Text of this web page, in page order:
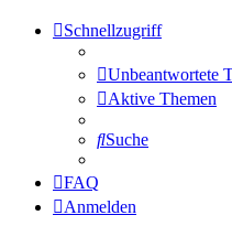
Schnellzugriff
Unbeantwortete
Aktive Themen
Suche
FAQ
Anmelden